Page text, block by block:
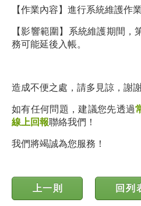
【作業內容】進行系統維護作業
【影響範圍】系統維護期間，
務可能延後入帳。
造成不便之處，請多見諒，謝謝
如有任何問題，建議您先透過
線上回報聯絡我們！
我們將竭誠為您服務！
上一則 回列